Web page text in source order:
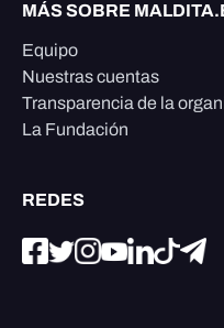
MÁS SOBRE
Equipo
Nuestras cuentas
Transparencia de la
La Fundación
REDES